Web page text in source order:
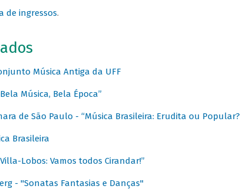
de ingressos.
Música Antiga da UFF
Música, Bela Época”
de São Paulo - “Música Brasileira: Erudita ou
Brasileira
Lobos: Vamos todos Cirandar!”
- "Sonatas Fantasias e Danças"